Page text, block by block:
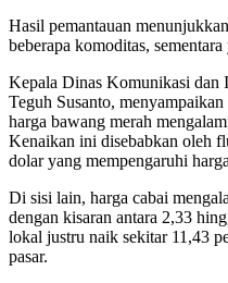
Hasil pemantauan
beberapa komoditas,
Kepala Dinas Komunikasi dan
Teguh Susanto,
harga bawang merah
Kenaikan ini disebabkan oleh
dolar yang mempengaruhi
Di sisi lain, harga cabai
dengan kisaran antara 2,33
lokal justru naik sekitar 11,43
pasar.